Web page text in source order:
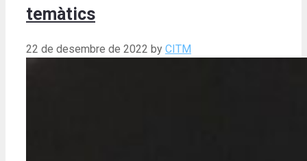
temàtics
22 de desembre de 2022 by CITM